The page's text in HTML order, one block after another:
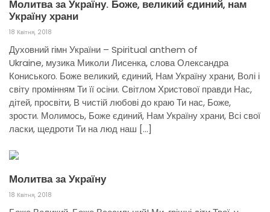
Молитва за Україну. Боже, великий єдиний, нам
Україну храни
18 Квітня, 2018
Духовний гімн України – Spiritual anthem of
Ukraine, музика Миколи Лисенка, слова Олександра
Кониського. Боже великий, єдиний, Нам Україну храни, Волі і
світу промінням Ти її осіни. Світлом Христової правди Нас,
дітей, просвіти, В чистій любові до краю Ти нас, Боже,
зрости. Молимось, Боже єдиний, Нам Україну храни, Всі свої
ласки, щедроти Ти на люд наш […]
Молитва за Україну
18 Квітня, 2018